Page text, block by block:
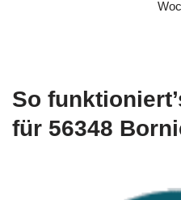
So
für 56348